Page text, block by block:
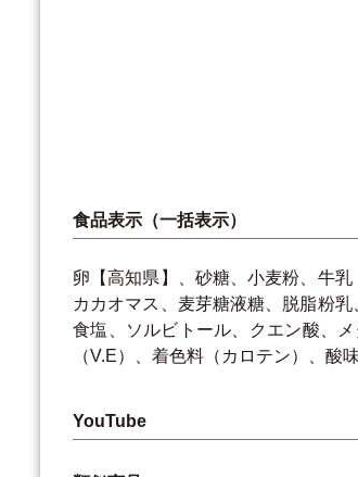
食品表示（一括表示）
卵【高知県】、砂糖、小麦粉、牛
カカオマス、麦芽糖液糖、脱脂粉
食塩、ソルビトール、クエン酸、
（V.E）、着色料（カロテン）、酸
YouTube